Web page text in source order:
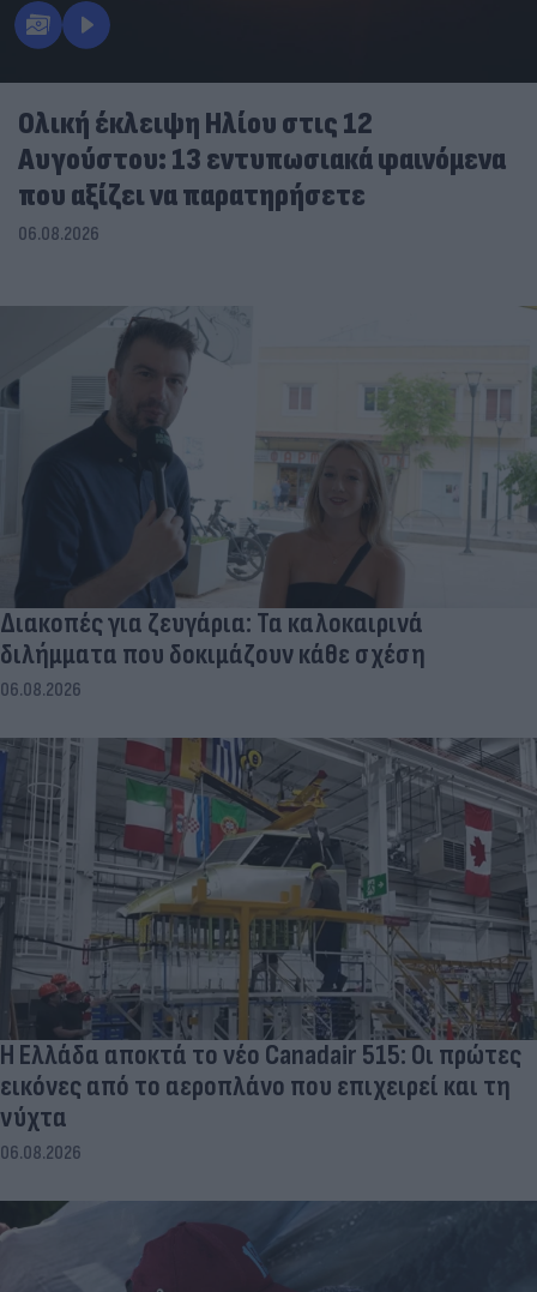
Ολική έκλειψη Ηλίου στις 12
Αυγούστου: 13 εντυπωσιακά φαινόμενα
που αξίζει να παρατηρήσετε
06.08.2026
Διακοπές για ζευγάρια: Τα καλοκαιρινά
διλήμματα που δοκιμάζουν κάθε σχέση
06.08.2026
Η Ελλάδα αποκτά το νέο Canadair 515: Οι πρώτες
εικόνες από το αεροπλάνο που επιχειρεί και τη
νύχτα
06.08.2026